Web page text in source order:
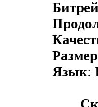
Размер
Язык: